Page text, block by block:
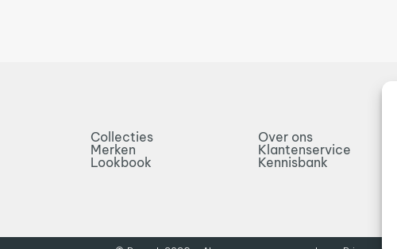
Collecties
Merken
Lookbook
Over ons
Klantenservice
Kennisbank